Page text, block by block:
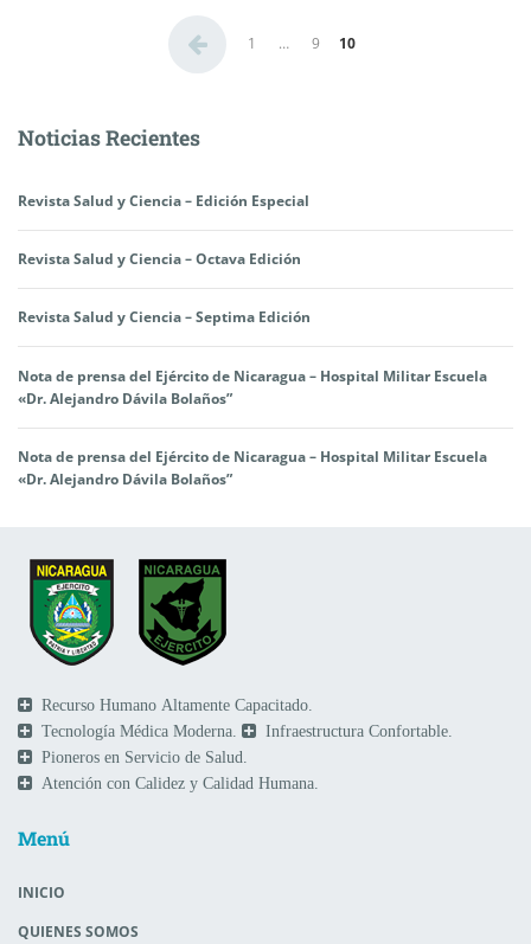
Paginación
entradas
1 … 9 10
Noticias Recientes
Revista Salud y Ciencia – Edición Especial
Revista Salud y Ciencia – Octava Edición
Revista Salud y Ciencia – Septima Edición
Nota de prensa del Ejército de Nicaragua – Hospital Militar Escuela
«Dr. Alejandro Dávila Bolaños”
Nota de prensa del Ejército de Nicaragua – Hospital Militar Escuela
«Dr. Alejandro Dávila Bolaños”
Recurso Humano Altamente Capacitado.
Tecnología Médica Moderna.
Infraestructura Confortable.
Pioneros en Servicio de Salud.
Atención con Calidez y Calidad Humana.
Menú
INICIO
QUIENES SOMOS